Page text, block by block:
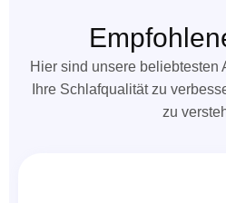
Hier sind unsere beliebtesten
Ihre Schlafqualität zu
zu